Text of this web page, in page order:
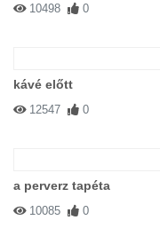
10498 0
kávé előtt
12547 0
a perverz tapéta
10085 0